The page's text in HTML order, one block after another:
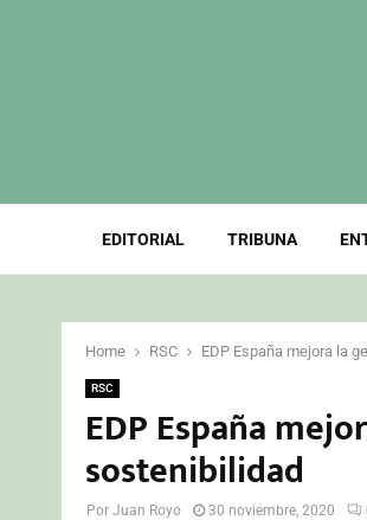
EDITORIAL TRIBUNA
Home RSC EDP España mejora la
RSC
EDP España
sostenibilidad
Por Juan Royo 30 noviembre, 2020